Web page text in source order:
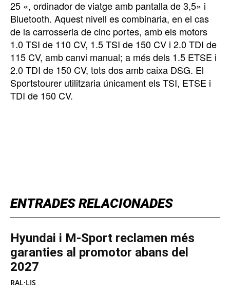
ENTRADES RELACIONADES
Hyundai i M-Sport reclamen més
garanties al promotor abans del
2027
RAL·LIS
25 «, ordinador de viatge amb pantalla de 3,5» i
Bluetooth. Aquest nivell es combinaria, en el cas
de la carrosseria de cinc portes, amb els motors
1.0 TSI de 110 CV, 1.5 TSI de 150 CV i 2.0 TDI de
115 CV, amb canvi manual; a més dels 1.5 ETSE i
2.0 TDI de 150 CV, tots dos amb caixa DSG. El
Sportstourer utilitzaria únicament els TSI, ETSE i
TDI de 150 CV.